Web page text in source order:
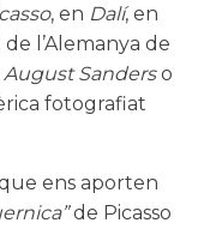
, en Dalí, en
l’Alemanya de
August Sanderso
fotografiat
ens aporten
de Picasso